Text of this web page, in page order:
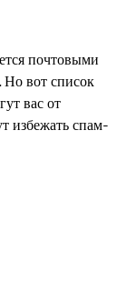
почтовыми
Но вот список
вас от
избежать спам-